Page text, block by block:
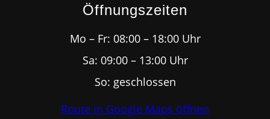
Öffnungszeiten
Mo – Fr: 08:00 – 18:00 Uhr
Sa: 09:00 – 13:00 Uhr
So: geschlossen
Route in Google Maps öffnen